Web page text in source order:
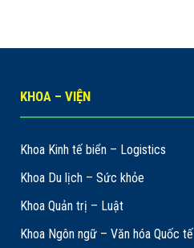
KHOA – VIỆN
Khoa Kinh tế biển – Logistics
Khoa Du lịch – Sức khỏe
Khoa Quản trị – Luật
Khoa Ngôn ngữ – Văn hóa Quốc tế